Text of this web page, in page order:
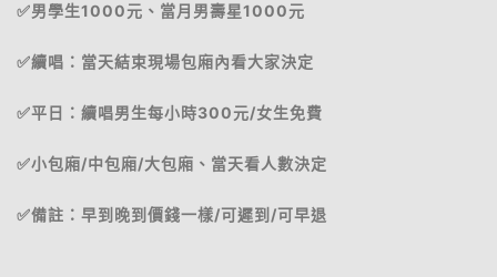
✅男學生1000元、當月男壽星1000元
✅續唱：當天結束現場包廂內看大家決定
✅平日：續唱男生每小時300元/女生免費
✅小包廂/中包廂/大包廂、當天看人數決定
✅備註：早到晚到價錢一樣/可遲到/可早退